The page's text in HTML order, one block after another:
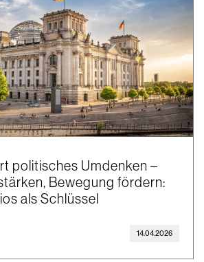
politisches Umdenken –
Bewegung fördern:
als Schlüssel
14.04.2026